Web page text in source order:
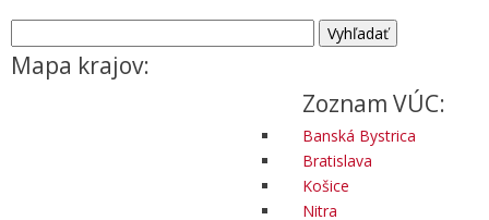
Mapa krajov:
Zoznam VÚC:
Banská Bystrica
Bratislava
Košice
Nitra